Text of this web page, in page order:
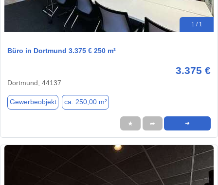
1 / 1
Büro in Dortmund 3.375 € 250 m²
3.375 €
Dortmund, 44137
Gewerbeobjekt ca. 250,00 m²
★ ➦ ➜